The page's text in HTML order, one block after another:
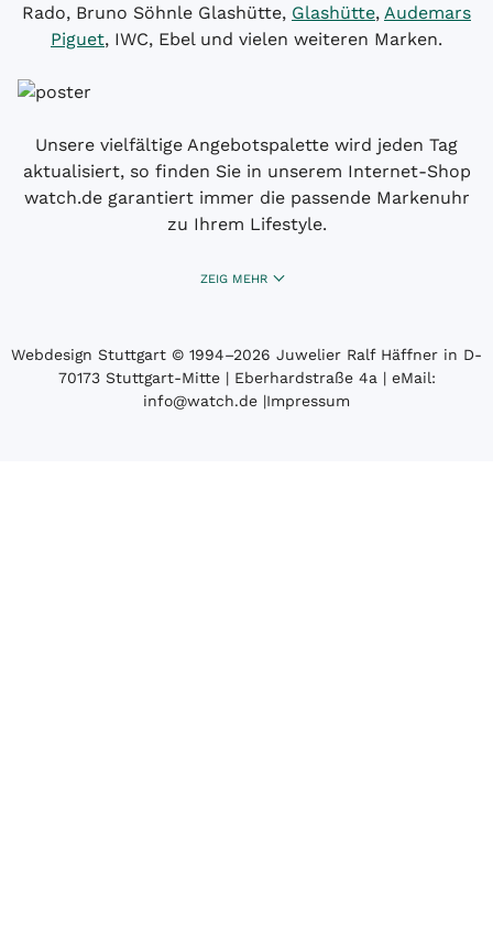
Rado, Bruno Söhnle Glashütte, Glashütte, Audemars
Piguet, IWC, Ebel und vielen weiteren Marken.
Unsere vielfältige Angebotspalette wird jeden Tag
aktualisiert, so finden Sie in unserem Internet-Shop
watch.de garantiert immer die passende Markenuhr
zu Ihrem Lifestyle.
ZEIG MEHR
Webdesign Stuttgart © 1994­–2026 Juwelier Ralf Häffner in D-
70173 Stuttgart-Mitte | Eberhardstraße 4a | eMail:
info@watch.de |Impressum